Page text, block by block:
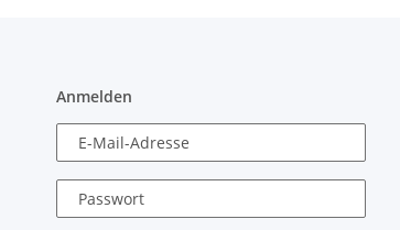
Anmelden
E-Mail-Adresse
Passwort